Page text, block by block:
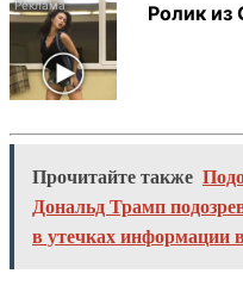
Ролик из
Прочитайте также
Дональд Трамп
в утечках